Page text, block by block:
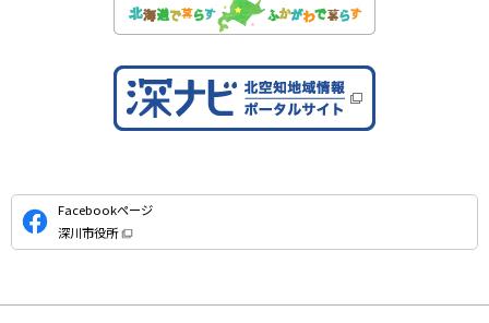
公
式
S
Facebookページ
深川市役所
（
ン